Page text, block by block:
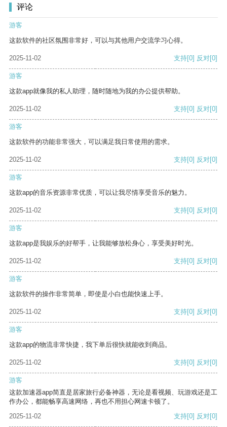
评论
游客
这款软件的社区氛围非常好，可以与其他用户交流学习心得。
2025-11-02 支持[0] 反对[0]
游客
这款app就像我的私人助理，随时随地为我的办公提供帮助。
2025-11-02 支持[0] 反对[0]
游客
这款软件的功能非常强大，可以满足我日常使用的需求。
2025-11-02 支持[0] 反对[0]
游客
这款app的音乐资源非常优质，可以让我尽情享受音乐的魅力。
2025-11-02 支持[0] 反对[0]
游客
这款app是我娱乐的好帮手，让我能够放松身心，享受美好时光。
2025-11-02 支持[0] 反对[0]
游客
这款软件的操作非常简单，即使是小白也能快速上手。
2025-11-02 支持[0] 反对[0]
游客
这款app的物流非常快捷，我下单后很快就能收到商品。
2025-11-02 支持[0] 反对[0]
游客
这款加速器app简直是居家旅行必备神器，无论是看视频、玩游戏还是工
作办公，都能畅享高速网络，再也不用担心网速卡顿了。
2025-11-02
支持[0] 反对[0]